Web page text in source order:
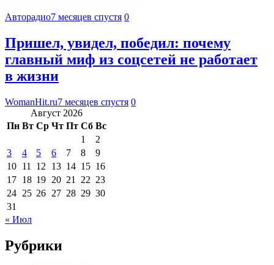
Авторадио7 месяцев спустя 0
Пришел, увидел, победил: почему
главный миф из соцсетей не работает
в жизни
WomanHit.ru7 месяцев спустя 0
Август 2026
Пн Вт Ср Чт Пт Сб Вс
1
2
3
4 5 6 7 8
9
10 11 12 13 14 15 16
17 18 19 20 21 22 23
24 25 26 27 28 29 30
31
« Июл
Рубрики